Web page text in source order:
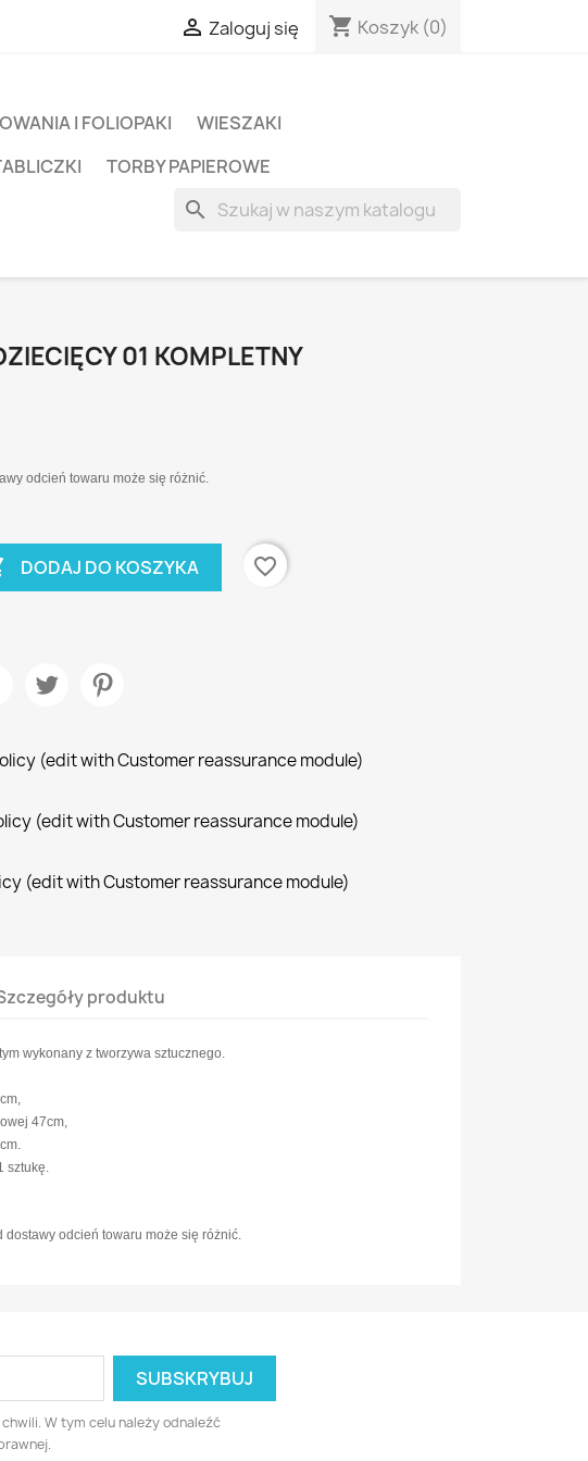
 Zaloguj się shopping_cart Koszyk (0)
I FOLIOPAKI
WIESZAKI
TORBY PAPIEROWE
search
01 KOMPLETNY
odcień towaru może się różnić.
DODAJ DO KOSZYKA favorite_border
(edit with Customer reassurance module)
(edit with Customer reassurance module)
(edit with Customer reassurance module)
produktu
wykonany z tworzywa sztucznego.
47cm,
sztukę.
dostawy odcień towaru może się różnić.
W tym celu należy odnaleźć